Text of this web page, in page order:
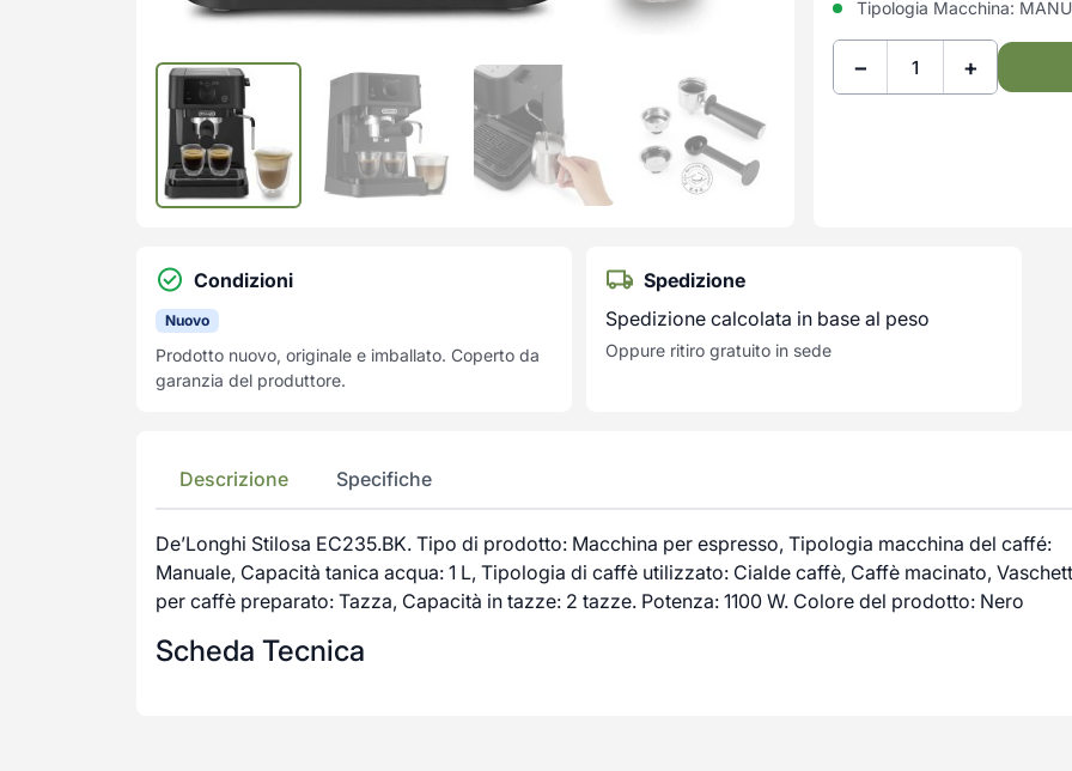
Tipologia Macchina:
− +
Condizioni
Nuovo
Prodotto nuovo, originale e imballato. Coperto da
garanzia del produttore.
Spedizione
Spedizione calcolata in base al peso
Oppure ritiro gratuito in sede
Descrizione Specifiche
De’Longhi Stilosa EC235.BK. Tipo di prodotto: Macchina per espresso, Tipologia macchina del caffé:
Manuale, Capacità tanica acqua: 1 L, Tipologia di caffè utilizzato: Cialde caffè, Caffè macinato,
per caffè preparato: Tazza, Capacità in tazze: 2 tazze. Potenza: 1100 W. Colore del prodotto: Nero
Scheda Tecnica